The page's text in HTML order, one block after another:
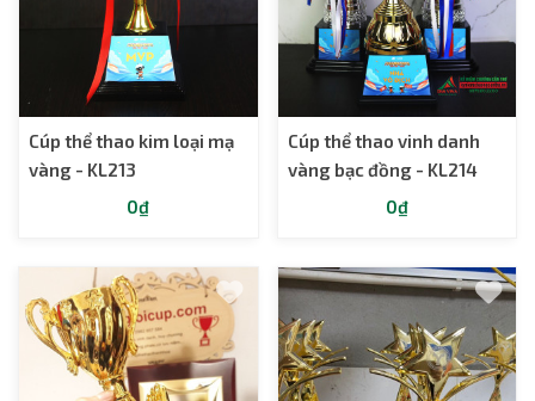
Cúp thể thao kim loại mạ
vàng - KL213
0₫
Cúp thể thao vinh danh
vàng bạc đồng - KL214
0₫